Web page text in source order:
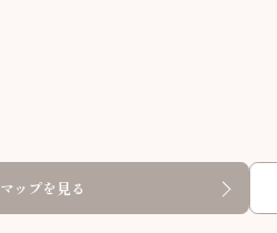
マップを見る